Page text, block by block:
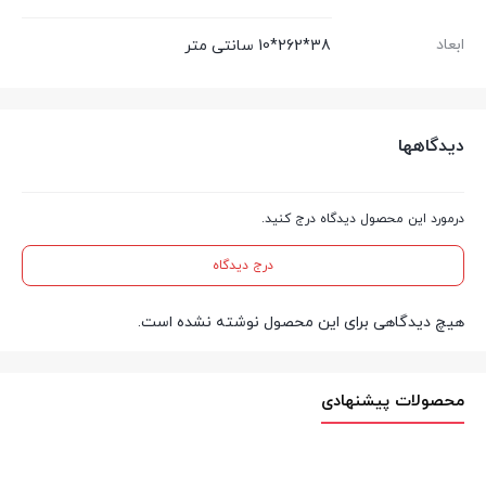
ابعاد 38*262*10 سانتی متر
دیدگاهها
درمورد این محصول دیدگاه درج کنید.
درج دیدگاه
هیچ دیدگاهی برای این محصول نوشته نشده است.
محصولات پیشنهادی